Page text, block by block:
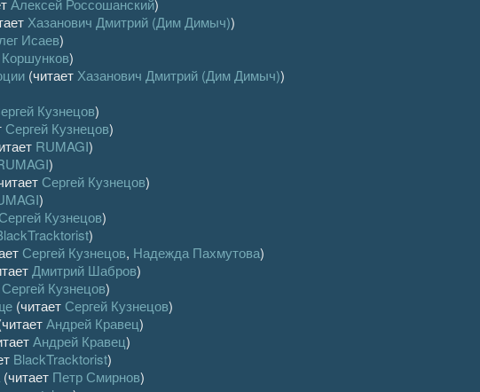
Хазанович Дмитрий (Дим Димыч))
Исаев)
)
(читает Хазанович Дмитрий (Дим Димыч))
Кузнецов)
Сергей Кузнецов)
RUMAGI)
)
Сергей Кузнецов)
)
Сергей Кузнецов)
)
Сергей Кузнецов, Надежда Пахмутова)
Дмитрий Шабров)
Сергей Кузнецов)
(читает Сергей Кузнецов)
Андрей Кравец)
Андрей Кравец)
BlackTracktorist)
(читает Петр Смирнов)